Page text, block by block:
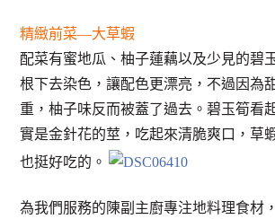
精緻前菜—大草蝦
配菜有蜜地瓜、柚子蓮藕以及少見的碧
根下去染色，讓配色更漂亮，不過因為
重，柚子味反而被蓋了過去。碧玉筍看
實是金針花的莖，吃起來清脆爽口，草
也挺好吃的。
為我們服務的陳副主廚專注地料理食材